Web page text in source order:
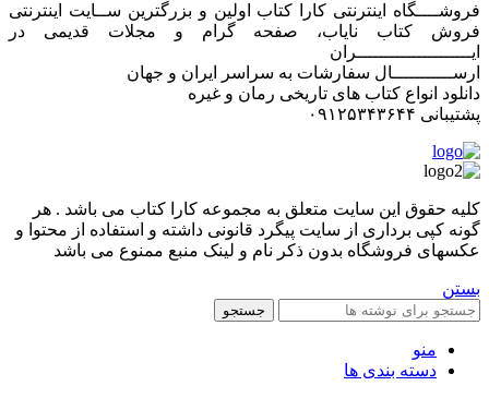
فروشــــگاه اینترنتی کارا کتاب اولین و بزرگترین ســایت اینترنتی
فروش کتاب نایاب، صفحه گرام و مجلات قدیمی در
ایـــــــــــــــــــــران
ارســـــــــــال سفارشات به سراسر ایران و جهان
دانلود انواع کتاب های تاریخی رمان و غیره
پشتیبانی ۰۹۱۲۵۳۴۳۶۴۴
کليه حقوق اين سايت متعلق به مجموعه کارا کتاب می باشد . هر
گونه کپی برداری از سایت پیگرد قانونی داشته و استفاده از محتوا و
عکسهای فروشگاه بدون ذکر نام و لینک منبع ممنوع می باشد
بستن
جستجو
منو
دسته بندی ها